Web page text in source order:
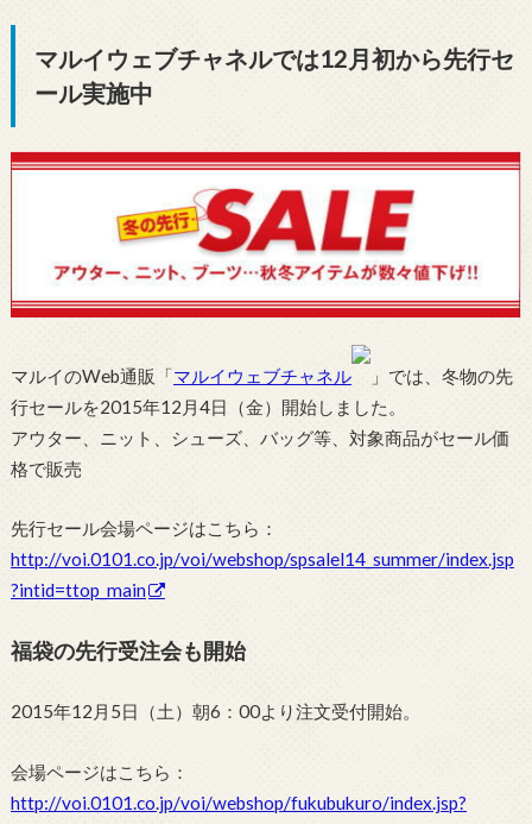
マルイウェブチャネルでは12月初から先行セ
ール実施中
マルイのWeb通販「マルイウェブチャネル
」では、冬物の先
行セールを2015年12月4日（金）開始しました。
アウター、ニット、シューズ、バッグ等、対象商品がセール価
格で販売
先行セール会場ページはこちら：
http://voi.0101.co.jp/voi/webshop/spsalel14_summer/index.jsp
?intid=ttop_main
福袋の先行受注会も開始
2015年12月5日（土）朝6：00より注文受付開始。
会場ページはこちら：
http://voi.0101.co.jp/voi/webshop/fukubukuro/index.jsp?